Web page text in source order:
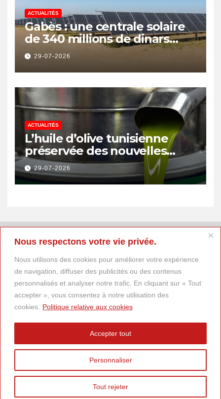
Nous respectons votre vie privée.
Nous utilisons des cookies pour améliorer votre expérience
de navigation, diffuser des publicités ou des contenus
personnalisés et analyser notre trafic. En cliquant sur « Tout
accepter », vous consentez à notre utilisation des
cookies.
Politique relative aux cookies
Personnaliser
Tout rejeter
Accepter tout
ACTUALITÉS
Gabès : une centrale solaire
de 340 millions de dinars
pour renforcer la transition
énergétique et créer 400
emplois
29-07-2026
ACTUALITÉS
L’huile d’olive tunisienne
préservée des nouvelles
surtaxes américaines de
Donald Trump
29-07-2026
DESCARTES Magazine